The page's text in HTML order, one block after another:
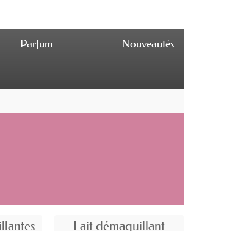
Parfum Nouveautés
Lait démaquillant